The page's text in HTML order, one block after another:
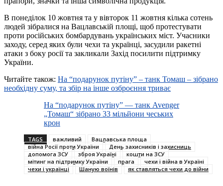
В понеділок 10 жовтня та у вівторок 11 жовтня кілька сотень
людей зібралися на Вацлавській площі, щоб протестувати
проти російських бомбардувань українських міст. Учасники
заходу, серед яких були чехи та українці, засудили ракетні
атаки з боку росії та закликали Захід посилити підтримку
України.
Читайте також: На “подарунок путіну” – танк Томаш – зібрано
необхідну суму, та збір на інше озброєння триває
На “подарунок путіну” — танк Avenger
„Томаш“ зібрано 33 мільйони чеських
крон
TAGS важливий
Вацлавська площа
війна Росії проти України
День захисників і захисниць
допомога ЗСУ
зброя Україні
кошти на ЗСУ
мітинг на підтримку України
прага
чехи і війна в Україні
чехи і українці
Шаную воїнів як ставляться чехи до війни